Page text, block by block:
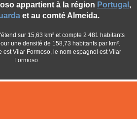
appartient à la région Portugal ,
et au comté Almeida.
sur 15,63 km² et compte 2 481 habitants
une densité de 158,73 habitants par km².
est Vilar Formoso, le nom espagnol est Vilar
Formoso.